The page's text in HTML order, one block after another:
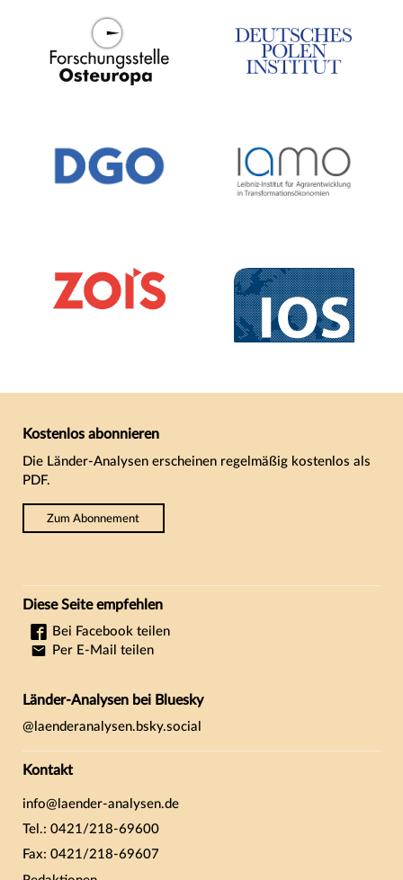
Kostenlos abonnieren
Die Länder-Analysen erscheinen regelmäßig kostenlos als
PDF.
Zum Abonnement
Diese Seite empfehlen
Bei Facebook teilen
Per E-Mail teilen
Länder-Analysen bei Bluesky
@laenderanalysen.bsky.social
Kontakt
info@laender-analysen.de
Tel.: 0421/218-69600
Fax: 0421/218-69607